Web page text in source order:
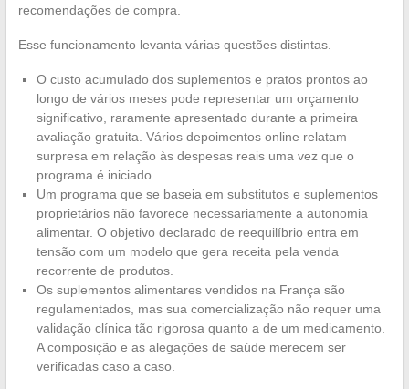
recomendações de compra.
Esse funcionamento levanta várias questões distintas.
O custo acumulado dos suplementos e pratos prontos ao
longo de vários meses pode representar um orçamento
significativo, raramente apresentado durante a primeira
avaliação gratuita. Vários depoimentos online relatam
surpresa em relação às despesas reais uma vez que o
programa é iniciado.
Um programa que se baseia em substitutos e suplementos
proprietários não favorece necessariamente a autonomia
alimentar. O objetivo declarado de reequilíbrio entra em
tensão com um modelo que gera receita pela venda
recorrente de produtos.
Os suplementos alimentares vendidos na França são
regulamentados, mas sua comercialização não requer uma
validação clínica tão rigorosa quanto a de um medicamento.
A composição e as alegações de saúde merecem ser
verificadas caso a caso.